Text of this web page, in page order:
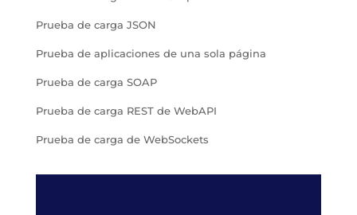
Prueba de carga JSON
Prueba de aplicaciones de una sola página
Prueba de carga SOAP
Prueba de carga REST de WebAPI
Prueba de carga de WebSockets